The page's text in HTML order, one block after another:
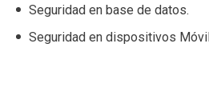
Seguridad en base de datos.
Seguridad en dispositivos